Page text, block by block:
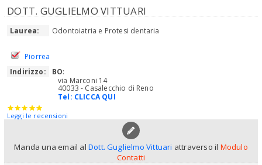
DOTT. GUGLIELMO VITTUARI
Laurea: Odontoiatria e Protesi dentaria
Piorrea
Indirizzo:
BO:
via Marconi 14
40033 - Casalecchio di Reno
Tel: CLICCA QUI
Leggi le recensioni
Manda una email al Dott. Guglielmo Vittuari attraverso il Modulo
Contatti